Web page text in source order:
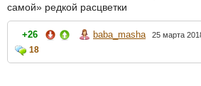
самой» редкой расцветки
+26 baba_masha 25 марта
18